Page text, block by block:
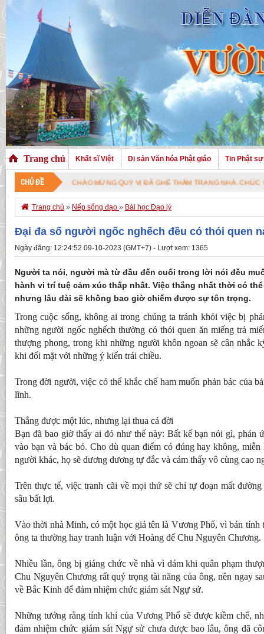
Trang chủ Khất sĩ Việt Di sản Văn hóa Phật giáo Tin Phật sự
CHỦ ĐỀ
CHÀO MỪNG QUÝ VỊ ĐÃ GHÉ THĂM TRANG NHÀ. CHÚC QUÝ VỊ AN
 Trang chủ » Nếp sống đạo » Bài học Đạo lý
Đại đa số người ngốc nghếch đều có thói quen
Ngày đăng: 12:24:52 09-10-2023 (GMT+7) - Lượt xem: 1365
Người ta nói, người mà từ đầu đến cuối trong lời nói đều
hành vi trí tuệ cảm xúc thấp nhất. Việc thắng nhất thời có
nhưng lâu dài sẽ không bao giờ chiếm được sự tôn trọng.
Trong cuộc sống, không ai trong chúng ta tránh khỏi việc bị
những người ngốc nghếch thường có thói quen ăn miếng trả
thượng phong, trong khi những người khôn ngoan sẽ cân nhắc
khi đối mặt với những ý kiến ​​trái chiều.
Trong đời người, việc có thể khắc chế ham muốn phản bác của
lĩnh.
Thắng được một lúc, nhưng lại thua cả đời
Bạn đã bao giờ thấy ai đó như thế này: Bất kể bạn nói gì, phản
vào bạn và bác bỏ. Cho dù quan điểm có đúng hay không,
người khác, họ sẽ dương dương tự đắc và cảm thấy vô cùng cao
Trên thực tế, việc tranh cãi về mọi thứ sẽ chỉ tự đoạn mất
sâu bất lợi.
Vào thời nhà Minh, có một học giả tên là Vương Phổ, vì bản tính
ông ta thường hay tranh luận với Hoàng đế Chu Nguyên Chương.
Nhiều lần, ông bị giáng chức về nhà vì dám khi quân phạm
Chu Nguyên Chương rất quý trọng tài năng của ông, nên ngay
về Bắc Kinh để đảm nhiệm chức giám sát Ngự sử.
Những tưởng rằng tính khí của Vương Phổ sẽ được kiềm chế,
đảm nhiệm chức giám sát Ngự sử chưa được bao lâu, ông đã